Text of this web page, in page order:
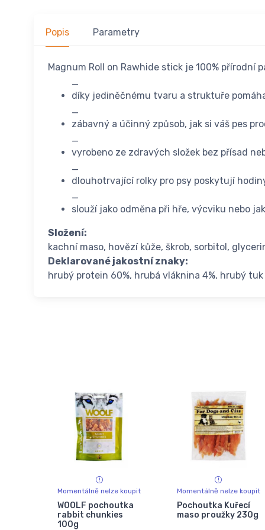
Popis Parametry
Magnum Roll on Rawhide stick je 100% přírodní
_
díky jediněčnému tvaru a struktuře
_
zábavný a účinný způsob, jak si váš pes
_
vyrobeno ze zdravých složek bez přísad
_
dlouhotrvající rolky pro psy poskytují
_
slouží jako odměna při hře, výcviku nebo
Složení:
kachní maso, hovězí kůže, škrob, sorbitol,
Deklarované jakostní znaky:
hrubý protein 60%, hrubá vláknina 4%, hrubý
Momentálně nelze koupit
WOOLF pochoutka
rabbit chunkies
100g
Momentálně nelze koupit
Pochoutka Kuřecí
maso proužky 230g